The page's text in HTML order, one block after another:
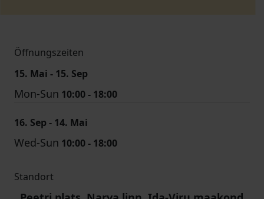
Öffnungszeiten
15. Mai - 15. Sep
Mon-Sun 10:00 - 18:00
16. Sep - 14. Mai
Wed-Sun 10:00 - 18:00
Standort